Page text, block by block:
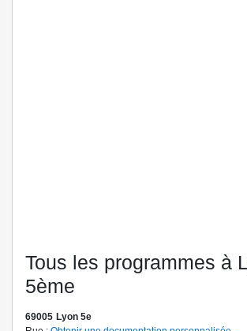
Tous les programmes à
5ème
69005 Lyon 5e